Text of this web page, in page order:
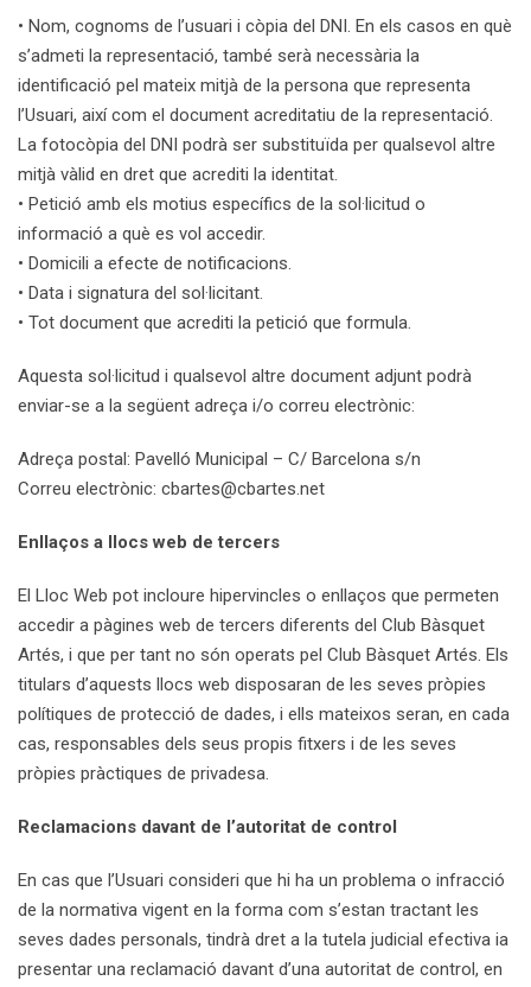
• Nom, cognoms de l’usuari i còpia del DNI. En els casos en què
s’admeti la representació, també serà necessària la
identificació pel mateix mitjà de la persona que representa
l’Usuari, així com el document acreditatiu de la representació.
La fotocòpia del DNI podrà ser substituïda per qualsevol altre
mitjà vàlid en dret que acrediti la identitat.
• Petició amb els motius específics de la sol·licitud o
informació a què es vol accedir.
• Domicili a efecte de notificacions.
• Data i signatura del sol·licitant.
• Tot document que acrediti la petició que formula.
Aquesta sol·licitud i qualsevol altre document adjunt podrà
enviar-se a la següent adreça i/o correu electrònic:
Adreça postal: Pavelló Municipal – C/ Barcelona s/n
Correu electrònic: cbartes@cbartes.net
Enllaços a llocs web de tercers
El Lloc Web pot incloure hipervincles o enllaços que permeten
accedir a pàgines web de tercers diferents del Club Bàsquet
Artés, i que per tant no són operats pel Club Bàsquet Artés. Els
titulars d’aquests llocs web disposaran de les seves pròpies
polítiques de protecció de dades, i ells mateixos seran, en cada
cas, responsables dels seus propis fitxers i de les seves
pròpies pràctiques de privadesa.
Reclamacions davant de l’autoritat de control
En cas que l’Usuari consideri que hi ha un problema o infracció
de la normativa vigent en la forma com s’estan tractant les
seves dades personals, tindrà dret a la tutela judicial efectiva ia
presentar una reclamació davant d’una autoritat de control, en